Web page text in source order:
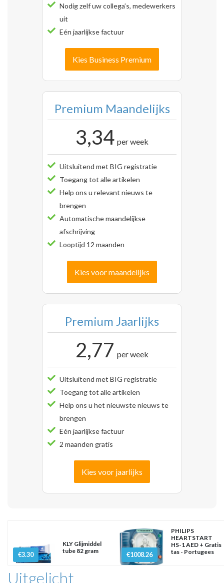
Nodig zelf uw collega’s, medewerkers
uit
Eén jaarlijkse factuur
Kies Business Premium
Premium Maandelijks
3,34 per week
Uitsluitend met BIG registratie
Toegang tot alle artikelen
Help ons u relevant nieuws te
brengen
Automatische maandelijkse
afschrijving
Looptijd 12 maanden
Kies voor maandelijks
Premium Jaarlijks
2,77 per week
Uitsluitend met BIG registratie
Toegang tot alle artikelen
Help ons u het nieuwste nieuws te
brengen
Eén jaarlijkse factuur
2 maanden gratis
Kies voor jaarlijks
€3.30
KLY Glijmiddel
tube 82 gram
€1008.26
PHILIPS
HEARTSTART
HS-1 AED + Gratis
tas - Portugees
Uitgelicht